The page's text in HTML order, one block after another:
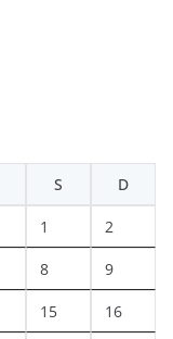
S D
1 2
8 9
15 16